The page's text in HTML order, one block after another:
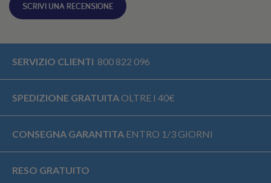
SCRIVI UNA RECENSIONE
SERVIZIO CLIENTI 800 822 096
SPEDIZIONE GRATUITAOLTRE I 40€
CONSEGNA GARANTITA ENTRO 1/3 GIORNI
RESO GRATUITO